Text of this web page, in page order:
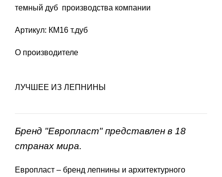
темный дуб производства компании
Артикул: КМ16 т.дуб
О производителе
ЛУЧШЕЕ ИЗ ЛЕПНИНЫ
Бренд "Европласт" представлен в 18
странах мира.
Европласт – бренд лепнины и архитектурного